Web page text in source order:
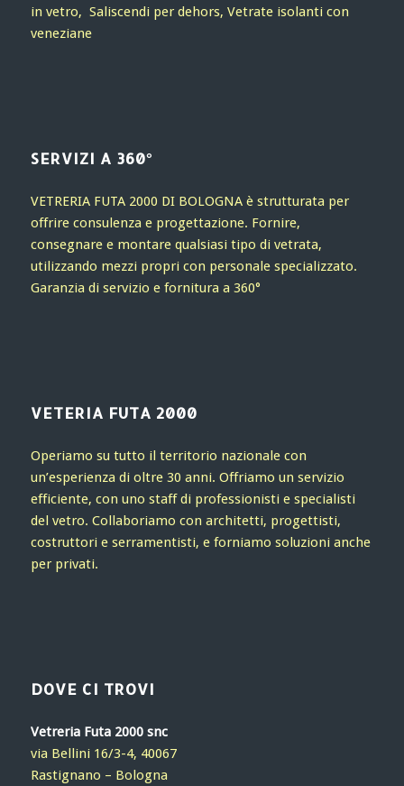
in vetro, Saliscendi per dehors, Vetrate isolanti con
veneziane
SERVIZI A 360°
VETRERIA FUTA 2000 DI BOLOGNA è strutturata per
offrire consulenza e progettazione. Fornire,
consegnare e montare qualsiasi tipo di vetrata,
utilizzando mezzi propri con personale specializzato.
Garanzia di servizio e fornitura a 360°
VETERIA FUTA 2000
Operiamo su tutto il territorio nazionale con
un’esperienza di oltre 30 anni. Offriamo un servizio
efficiente, con uno staff di professionisti e specialisti
del vetro. Collaboriamo con architetti, progettisti,
costruttori e serramentisti, e forniamo soluzioni anche
per privati.
DOVE CI TROVI
Vetreria Futa 2000 snc
via Bellini 16/3-4, 40067
Rastignano – Bologna